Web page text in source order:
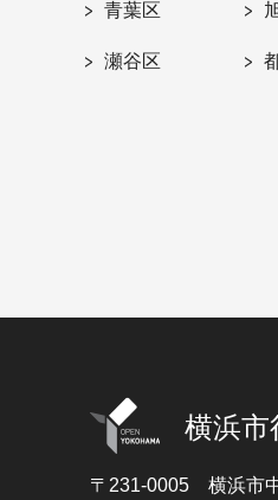
青葉区
瀬谷区
横浜市
〒231-0005 横浜市